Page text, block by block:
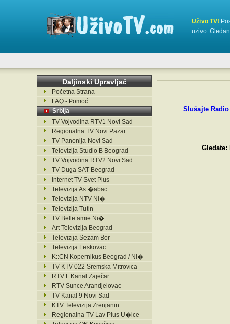
Uživo TV!
uzivo.
Daljinski Upravljač
Početna Strana
FAQ - Pomoć
Srbija
TV Vojvodina RTV1 Novi Sad
Regionalna TV Novi Pazar
TV Panonija Novi Sad
Televizija Studio B Beograd
TV Vojvodina RTV2 Novi Sad
TV Duga SAT Beograd
Internet TV Svet Plus
Televizija As �abac
Televizija NTV Ni�
Televizija Tutin
TV Belle amie Ni�
Art Televizija Beograd
Televizija Sezam Bor
Televizija Leskovac
K::CN Kopernikus Beograd / Ni�
TV KTV 022 Sremska Mitrovica
RTV F Kanal Zaječar
RTV Sunce Arandjelovac
TV Kanal 9 Novi Sad
KTV Televizija Zrenjanin
Regionalna TV Lav Plus U�ice
Slušajte Radio
Gledate: